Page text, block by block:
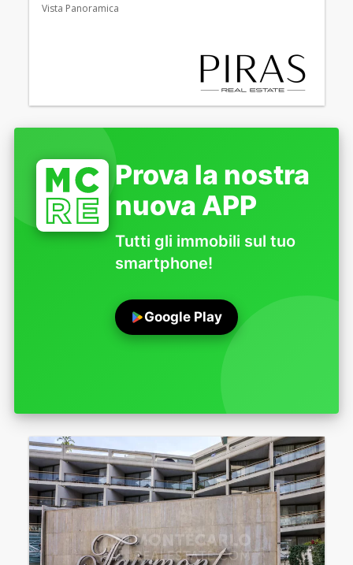
Vista Panoramica
Prova la nostra
nuova APP
Tutti gli immobili sul tuo
smartphone!
Google Play